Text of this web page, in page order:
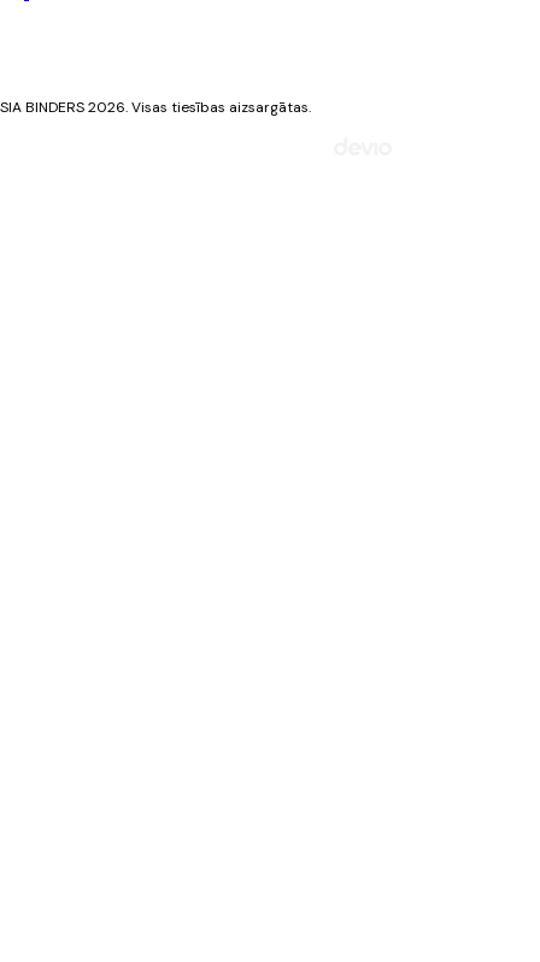
SIA BINDERS 2026. Visas tiesības aizsargātas.